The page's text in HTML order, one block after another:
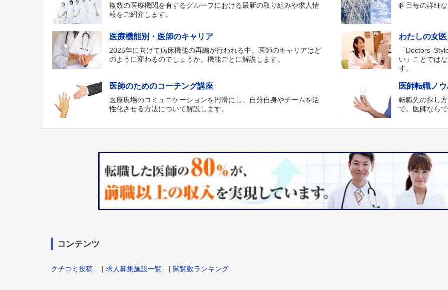
複数の医療機関を有するグループにおける最新の取り組みや求人情
報をご紹介します。
科目毎の詳細
医療機能別・医師のキャリア
2025年に向けて病床機能の再編が行われる中、医師のキャリアはど
のように変わるのでしょうか。機能ごとに解説します。
わたしの女
「Doctors‘
い」ことでは
す。
医師のためのコーチング講座
医療現場のコミュニケーションを円滑にし、自分自身やチームを活
性化させる方法について解説します。
医師転職ノ
転職先の探し
で。医師なら
コンテンツ
クチコミ投稿 | 求人募集施設一覧 | 閲覧数ランキング